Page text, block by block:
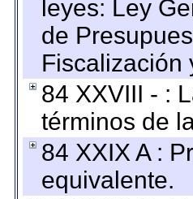
leyes: Ley
de
Fiscalización
84 XXVIII - :
términos de
84 XXIX A :
equivalente.